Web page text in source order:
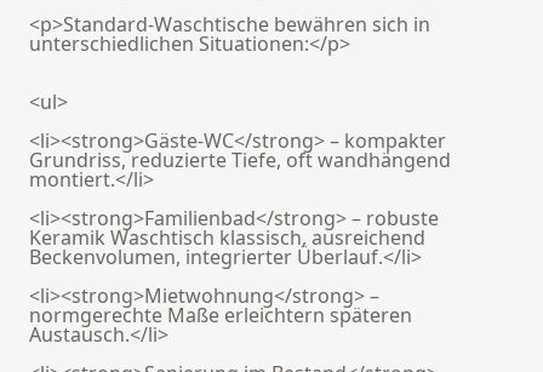
<p>Standard-Waschtische bewähren sich in
unterschiedlichen Situationen:</p>
<ul>
<li><strong>Gäste-WC</strong> – kompakter
Grundriss, reduzierte Tiefe, oft wandhängend
montiert.</li>
<li><strong>Familienbad</strong> – robuste
Keramik Waschtisch klassisch, ausreichend
Beckenvolumen, integrierter Überlauf.</li>
<li><strong>Mietwohnung</strong> –
normgerechte Maße erleichtern späteren
Austausch.</li>